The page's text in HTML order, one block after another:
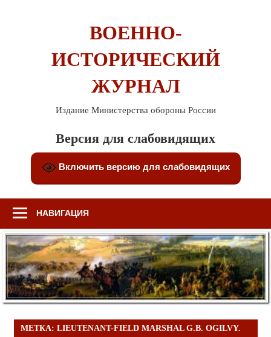
ВОЕННО-
ИСТОРИЧЕСКИЙ
ЖУРНАЛ
Издание Министерства обороны России
Версия для слабовидящих
Включить версию для слабовидящих
НАВИГАЦИЯ
МЕТКА: LIEUTENANT-FIELD MARSHAL G.B. OGILVY.